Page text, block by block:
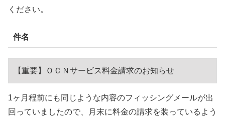
ください。
件名
【重要】ＯＣＮサービス料金請求のお知らせ
1ヶ月程前にも同じような内容のフィッシングメールが出
回っていましたので、月末に料金の請求を装っているよう